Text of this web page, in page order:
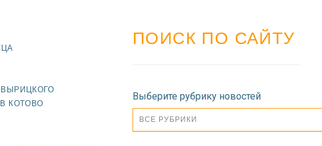
КОТОВО
ПОИСК ПО САЙТУ
Выберите рубрику новостей
ВСЕ РУБРИКИ